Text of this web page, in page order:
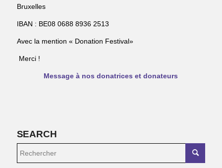
Bruxelles
IBAN : BE08 0688 8936 2513
Avec la mention « Donation Festival»
Merci !
Message à nos donatrices et donateurs
SEARCH